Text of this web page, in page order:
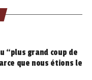
“plus grand coup de
que nous étions le